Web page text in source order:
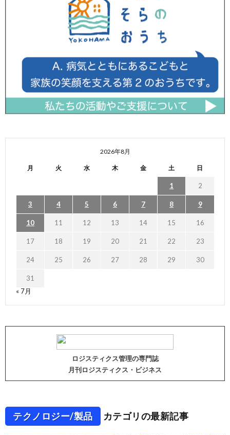
2026年8月
月 火 水 木 金 土 日
1 2
3 4 5 6 7 8 9
10 11 12 13 14 15 16
17 18 19 20 21 22 23
24 25 26 27 28 29 30
31
« 7月
ロジスティクス管理の専門誌
月刊ロジスティクス・ビジネス
テクノロジー/製品 カテゴリの最新記事